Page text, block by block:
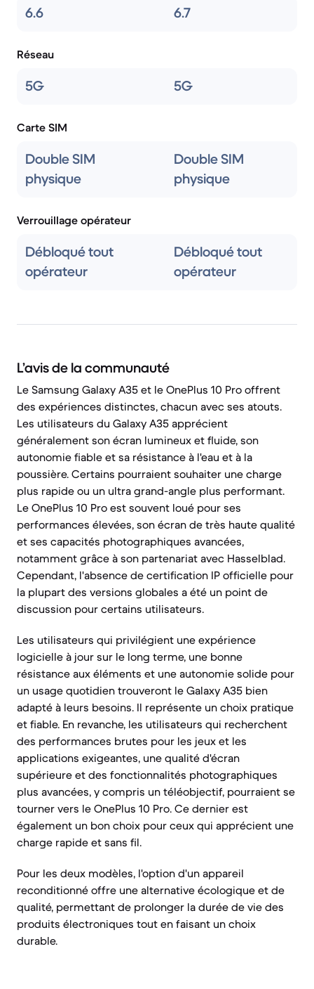
6.6 6.7
Réseau
5G 5G
Carte SIM
Double SIM
physique
Double SIM
physique
Verrouillage opérateur
Débloqué tout
opérateur
Débloqué tout
opérateur
L’avis de la communauté
Le Samsung Galaxy A35 et le OnePlus 10 Pro offrent
des expériences distinctes, chacun avec ses atouts.
Les utilisateurs du Galaxy A35 apprécient
généralement son écran lumineux et fluide, son
autonomie fiable et sa résistance à l'eau et à la
poussière. Certains pourraient souhaiter une charge
plus rapide ou un ultra grand-angle plus performant.
Le OnePlus 10 Pro est souvent loué pour ses
performances élevées, son écran de très haute qualité
et ses capacités photographiques avancées,
notamment grâce à son partenariat avec Hasselblad.
Cependant, l'absence de certification IP officielle pour
la plupart des versions globales a été un point de
discussion pour certains utilisateurs.
Les utilisateurs qui privilégient une expérience
logicielle à jour sur le long terme, une bonne
résistance aux éléments et une autonomie solide pour
un usage quotidien trouveront le Galaxy A35 bien
adapté à leurs besoins. Il représente un choix pratique
et fiable. En revanche, les utilisateurs qui recherchent
des performances brutes pour les jeux et les
applications exigeantes, une qualité d'écran
supérieure et des fonctionnalités photographiques
plus avancées, y compris un téléobjectif, pourraient se
tourner vers le OnePlus 10 Pro. Ce dernier est
également un bon choix pour ceux qui apprécient une
charge rapide et sans fil.
Pour les deux modèles, l'option d'un appareil
reconditionné offre une alternative écologique et de
qualité, permettant de prolonger la durée de vie des
produits électroniques tout en faisant un choix
durable.